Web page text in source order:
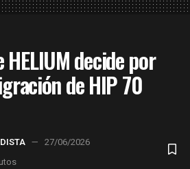
decide por
de HIP 70
27/06/2026